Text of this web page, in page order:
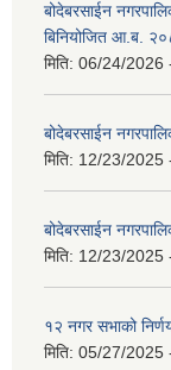
बोदेबरसाईन
बिनियोजित आ.ब.
मिति: 06/24/2026
बोदेबरसाईन
मिति: 12/23/2025
बोदेबरसाईन
मिति: 12/23/2025
१२ नगर सभाको
मिति: 05/27/2025